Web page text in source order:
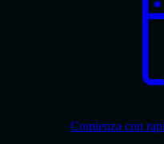
Comienza con